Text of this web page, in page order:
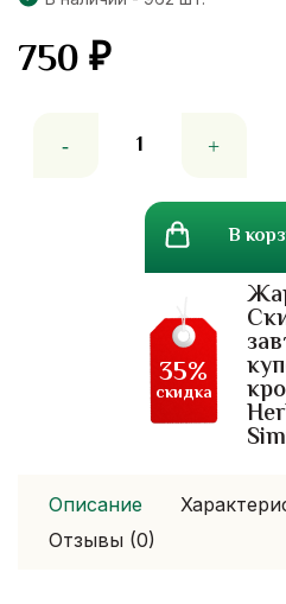
750₽
товара
В
35%
скидка
Описание
Отзывы (0)